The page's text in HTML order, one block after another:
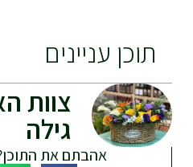
תוכן עניינים
צוות
גילה
אהבתם את